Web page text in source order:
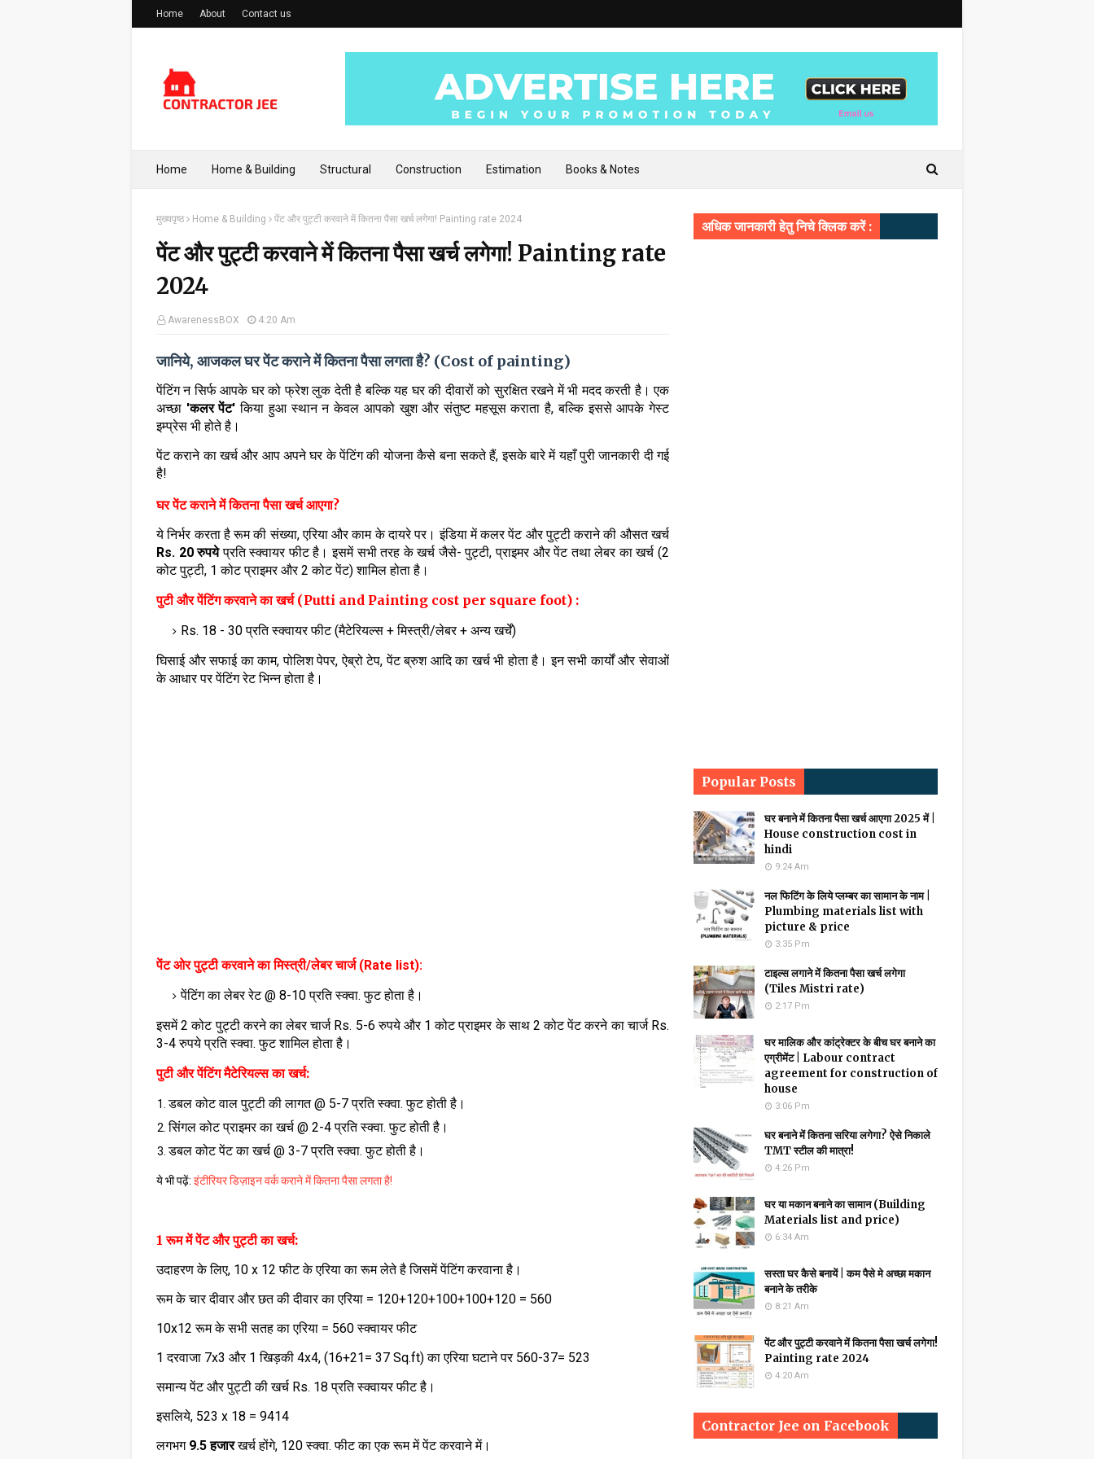
Home About Contact us
Home Home & Building Structural Construction Estimation Books & Notes
मुख्यपृष्ठ Home & Building पेंट और पुट्टी करवाने में कितना पैसा खर्च लगेगा! Painting rate 2024
पेंट और पुट्टी करवाने में कितना पैसा खर्च लगेगा! Painting rate
2024
AwarenessBOX 4:20 Am
जानिये, आजकल घर पेंट कराने में कितना पैसा लगता है? (Cost of painting)
पेंटिंग न सिर्फ आपके घर को फ्रेश लुक देती है बल्कि यह घर की दीवारों को सुरक्षित रखने में भी मदद करती है। एक
अच्छा 'कलर पेंट' किया हुआ स्थान न केवल आपको खुश और संतुष्ट महसूस कराता है, बल्कि इससे आपके गेस्ट
इम्प्रेस भी होते है।
पेंट कराने का खर्च और आप अपने घर के पेंटिंग की योजना कैसे बना सकते हैं, इसके बारे में यहाँ पुरी जानकारी दी गई
है!
घर पेंट कराने में कितना पैसा खर्च आएगा?
ये निर्भर करता है रूम की संख्या, एरिया और काम के दायरे पर। इंडिया में कलर पेंट और पुट्टी कराने की औसत खर्च
Rs. 20 रुपयेप्रति स्क्वायर फीट है। इसमें सभी तरह के खर्च जैसे- पुट्टी, प्राइमर और पेंट तथा लेबर का खर्च (2
कोट पुट्टी, 1 कोट प्राइमर और 2 कोट पेंट) शामिल होता है।
पुटी और पेंटिंग करवाने का खर्च (Putti and Painting cost per square foot) :
Rs. 18 - 30 प्रति स्क्वायर फीट (मैटेरियल्स + मिस्त्री/लेबर + अन्य खर्चें)
घिसाई और सफाई का काम, पोलिश पेपर, ऐब्रो टेप, पेंट ब्रुश आदि का खर्च भी होता है। इन सभी कार्यों और सेवाओं
के आधार पर पेंटिंग रेट भिन्न होता है।
पेंट ओर पुट्टी करवाने का मिस्त्री/लेबर चार्ज (Rate list):
पेंटिंग का लेबर रेट @ 8-10 प्रति स्क्वा. फुट होता है।
इसमें 2 कोट पुट्टी करने का लेबर चार्ज Rs. 5-6 रुपये और 1 कोट प्राइमर के साथ 2 कोट पेंट करने का चार्ज Rs.
3-4 रुपये प्रति स्क्वा. फुट शामिल होता है।
पुटी और पेंटिंग मैटेरियल्स का खर्च:
डबल कोट वाल पुट्टी की लागत @ 5-7 प्रति स्क्वा. फुट होती है।
सिंगल कोट प्राइमर का खर्च @ 2-4 प्रति स्क्वा. फुट होती है।
डबल कोट पेंट का खर्च @ 3-7 प्रति स्क्वा. फुट होती है।
ये भी पढ़ें: इंटीरियर डिज़ाइन वर्क कराने में कितना पैसा लगता है!
1 रूम में पेंट और पुट्टी का खर्च:
उदाहरण के लिए, 10 x 12 फीट के एरिया का रूम लेते है जिसमें पेंटिंग करवाना है।
रूम के चार दीवार और छत की दीवार का एरिया = 120+120+100+100+120 = 560
10x12 रूम के सभी सतह का एरिया = 560 स्क्वायर फीट
1 दरवाजा 7x3 और 1 खिड़की 4x4, (16+21= 37 Sq.ft) का एरिया घटाने पर 560-37= 523
समान्य पेंट और पुट्टी की खर्च Rs. 18 प्रति स्क्वायर फीट है।
इसलिये, 523 x 18 = 9414
लगभग 9.5 हजारखर्च होंगे, 120 स्क्वा. फीट का एक रूम में पेंट करवाने में।
अधिक जानकारी हेतु निचे क्लिक करें :
Popular Posts
घर बनाने में कितना पैसा खर्च आएगा 2025 में |
House construction cost in
hindi
9:24 Am
नल फिटिंग के लिये प्लम्बर का सामान के नाम |
Plumbing materials list with
picture & price
3:35 Pm
टाइल्स लगाने में कितना पैसा खर्च लगेगा
(Tiles Mistri rate)
2:17 Pm
घर मालिक और कांट्रेक्टर के बीच घर बनाने का
एग्रीमेंट | Labour contract
agreement for construction of
house
3:06 Pm
घर बनाने में कितना सरिया लगेगा? ऐसे निकाले
TMT स्टील की मात्रा!
4:26 Pm
घर या मकान बनाने का सामान (Building
Materials list and price)
6:34 Am
सस्ता घर कैसे बनायें | कम पैसे मे अच्छा मकान
बनाने के तरीके
8:21 Am
पेंट और पुट्टी करवाने में कितना पैसा खर्च लगेगा!
Painting rate 2024
4:20 Am
Contractor Jee on Facebook